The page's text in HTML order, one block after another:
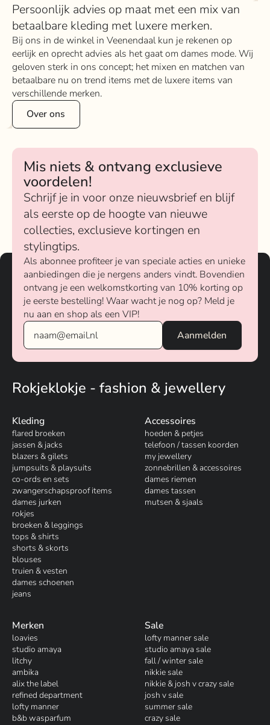
Persoonlijk advies op maat met een mix van
betaalbare kleding met luxere merken.
Bij ons in de winkel in Veenendaal kun je rekenen op
eerlijk en oprecht advies als het gaat om dames mode. Wij
geloven sterk in ons concept; het mixen en matchen van
betaalbare nu on trend items met de luxere items van
verschillende merken.
Over ons
Mis niets & ontvang exclusieve
voordelen!
Schrijf je in voor onze nieuwsbrief en blijf
als eerste op de hoogte van nieuwe
collecties, exclusieve kortingen en
stylingtips.
Als abonnee profiteer je van speciale acties en unieke
aanbiedingen die je nergens anders vindt. Bovendien
ontvang je een welkomstkorting van 10% korting op
je eerste bestelling! Waar wacht je nog op? Meld je
nu aan en shop als een VIP!
Rokjeklokje - fashion & jewellery
Kleding
flared broeken
jassen & jacks
blazers & gilets
jumpsuits & playsuits
co-ords en sets
zwangerschapsproof items
dames jurken
rokjes
broeken & leggings
tops & shirts
shorts & skorts
blouses
truien & vesten
dames schoenen
jeans
Accessoires
hoeden & petjes
telefoon / tassen koorden
my jewellery
zonnebrillen & accessoires
dames riemen
dames tassen
mutsen & sjaals
Merken
loavies
studio amaya
litchy
ambika
alix the label
refined department
lofty manner
b&b wasparfum
Sale
lofty manner sale
studio amaya sale
fall / winter sale
nikkie sale
nikkie & josh v crazy sale
josh v sale
summer sale
crazy sale